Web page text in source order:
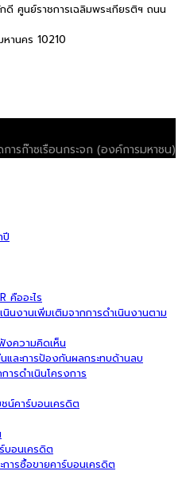
ศูนย์ราชการเฉลิมพระเกียรติฯ ถนน
านคร 10210
ารก๊าซเรือนกระจก (องค์การมหาชน)
ปี
คืออะไร
นงานเพิ่มเติมจากการดำเนินงานตาม
งความคิดเห็น
ละการป้องกันผลกระทบด้านลบ
ารดำเนินโครงการ
ชน์คาร์บอนเครดิต
บอนเครดิต
ารซื้อขายคาร์บอนเครดิต